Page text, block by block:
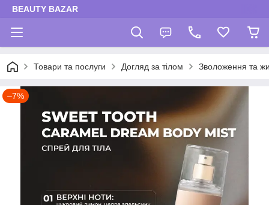
BEAUTY BAZAR
Товари та послуги Догляд за тілом Зволоження та
–7%